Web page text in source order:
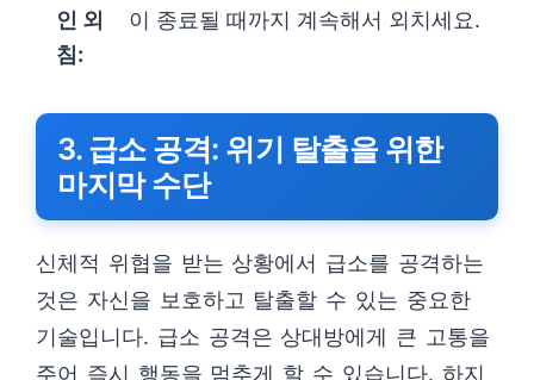
인 외
침:
이 종료될 때까지 계속해서 외치세요.
3. 급소 공격: 위기 탈출을 위한
마지막 수단
신체적 위협을 받는 상황에서 급소를 공격하는
것은 자신을 보호하고 탈출할 수 있는 중요한
기술입니다. 급소 공격은 상대방에게 큰 고통을
주어 즉시 행동을 멈추게 할 수 있습니다. 하지